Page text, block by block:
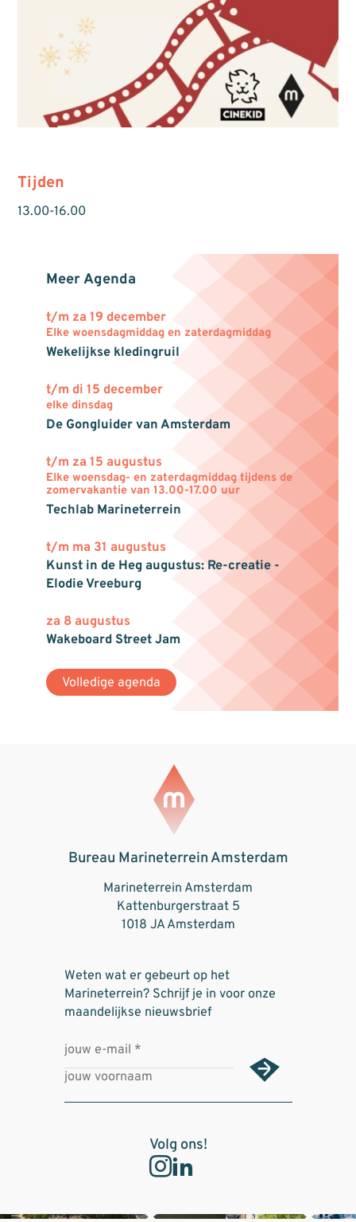
Tijden
13.00-16.00
Meer Agenda
t/m za 19 december
Elke woensdagmiddag en zaterdagmiddag
Wekelijkse kledingruil
t/m di 15 december
elke dinsdag
De Gongluider van Amsterdam
t/m za 15 augustus
Elke woensdag- en zaterdagmiddag tijdens de
zomervakantie van 13.00-17.00 uur
Techlab Marineterrein
t/m ma 31 augustus
Kunst in de Heg augustus: Re-creatie -
Elodie Vreeburg
za 8 augustus
Wakeboard Street Jam
Volledige agenda
Bureau Marineterrein Amsterdam
Marineterrein Amsterdam
Kattenburgerstraat 5
1018 JA Amsterdam
Weten wat er gebeurt op het
Marineterrein? Schrijf je in voor onze
maandelijkse nieuwsbrief
Volg ons!